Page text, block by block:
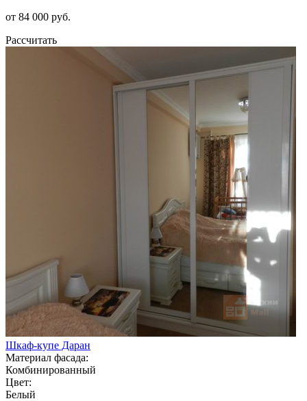
от 84 000 руб.
Рассчитать
Шкаф-купе Даран
Материал фасада:
Комбинированный
Цвет:
Белый